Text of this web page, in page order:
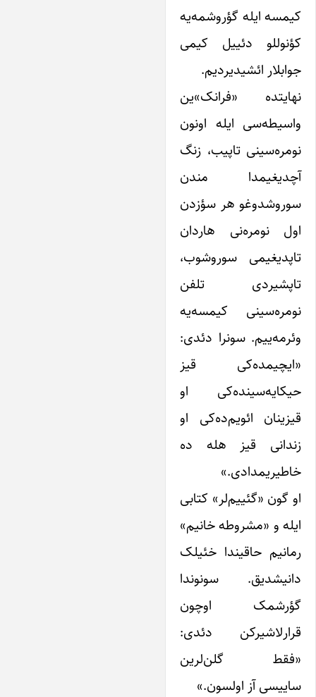
کیمسه ایله گؤروشمه‌یه
کؤنوللو دئییل کیمی
جوابلار ائشیدیردیم.
نهایتده «فرانک»‌ین
واسیطه‌سی ایله اونون
نومره‌سینی تاپیب، زنگ
آچدیغیمدا مندن
سوروشدوغو هر سؤزدن
اول نومره‌نی هاردان
تاپدیغیمی سوروشوب،
تاپشیردی تلفن
نومره‌سینی کیمسه‌یه
وئرمه‌ییم. سونرا دئدی:
«ایچیمده‌کی قیز
حیکایه‌سینده‌کی او
قیزینان ائویم‌ده‌کی او
زندانی قیز هله ده
خاطیریمدادی.»
او گون «گئییم‌لر» کتابی
ایله و «مشروطه خانیم»
رمانیم حاقیندا خئیلک
دانیشدیق. سونوندا
گؤرشمک اوچون
قرارلاشیرکن دئدی:
«فقط گلن‌لرین
ساییسی آز اولسون.»